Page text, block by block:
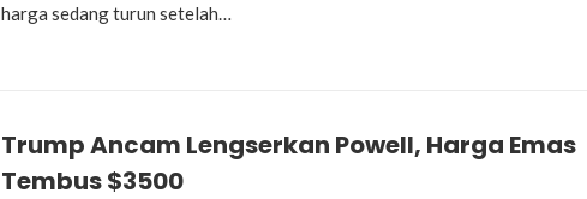
harga sedang turun setelah…
Trump Ancam Lengserkan Powell, Harga Emas
Tembus $3500